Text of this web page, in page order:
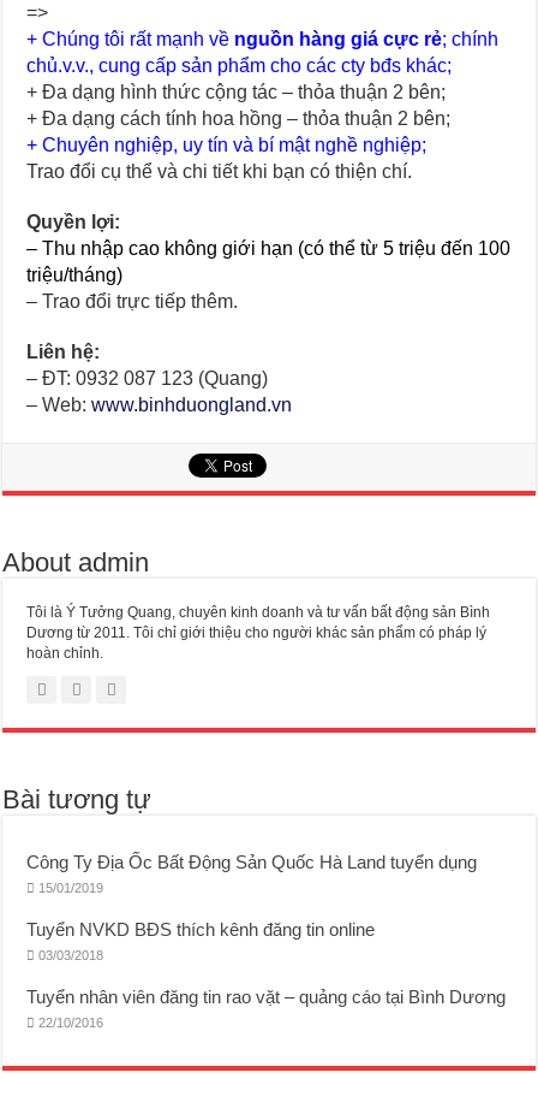
=>
+ Chúng tôi rất mạnh về nguồn hàng giá cực rẻ; chính
chủ.v.v., cung cấp sản phẩm cho các cty bđs khác;
+ Đa dạng hình thức cộng tác – thỏa thuận 2 bên;
+ Đa dạng cách tính hoa hồng – thỏa thuận 2 bên;
+ Chuyên nghiệp, uy tín và bí mật nghề nghiệp;
Trao đổi cụ thể và chi tiết khi bạn có thiện chí.
Quyền lợi:
– Thu nhập cao không giới hạn (có thể từ 5 triệu đến 100
triệu/tháng)
– Trao đổi trực tiếp thêm.
Liên hệ:
– ĐT: 0932 087 123 (Quang)
– Web:www.binhduongland.vn
About admin
Tôi là Ý Tưởng Quang, chuyên kinh doanh và tư vấn bất động sản Bình
Dương từ 2011. Tôi chỉ giới thiệu cho người khác sản phẩm có pháp lý
hoàn chỉnh.
Bài tương tự
Công Ty Địa Ốc Bất Động Sản Quốc Hà Land tuyển dụng
15/01/2019
Tuyển NVKD BĐS thích kênh đăng tin online
03/03/2018
Tuyển nhân viên đăng tin rao vặt – quảng cáo tại Bình Dương
22/10/2016